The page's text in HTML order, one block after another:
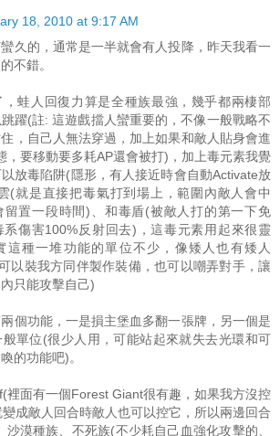
18, 2010 at 9:17 AM
久的，通常是一半就會有人投降，昨天我看一
不錯。
，蛙人回復力算是全種族最強，幾乎都兩棲部
躍(註: 這遊戲擋人蠻重要的，不像一般戰略不
，自己人無法穿過，加上如果和敵人貼身會進
，要移動要多耗AP還會被打)，加上毒元素我覺
放毒陷阱(隱形，有人接近時會自動Activate放
(就是直接把毒氣打到場上，範圍內敵人會中
留置一段時間)、和毒盾(被敵人打的第一下免
系傷害100%反射回去)，這毒元素用起來很靈
這種一堆功能的單位不少，像矮人也有矮人
以裝我方同伴製作裝備，也可以嘲弄對手，讓
只能攻擊自己)
個功能，一是損主堡血多翻一張牌，另一個是
單位(很少人用，可能站起來就失去光環和可
的功能吧)。
裡面有一個Forest Giant很有趣，如果我方沒控
成敵人回合時敵人也可以控它，所以兩邊回合
沙漠種族、不死族(不少耗自己血強化攻擊的、